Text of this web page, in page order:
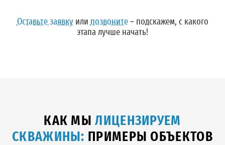
Оставьте заявкуили позвоните– подскажем, с какого
этапа лучше начать!
КАК МЫЛИЦЕНЗИРУЕМ
СКВАЖИНЫ: ПРИМЕРЫ ОБЪЕКТОВ